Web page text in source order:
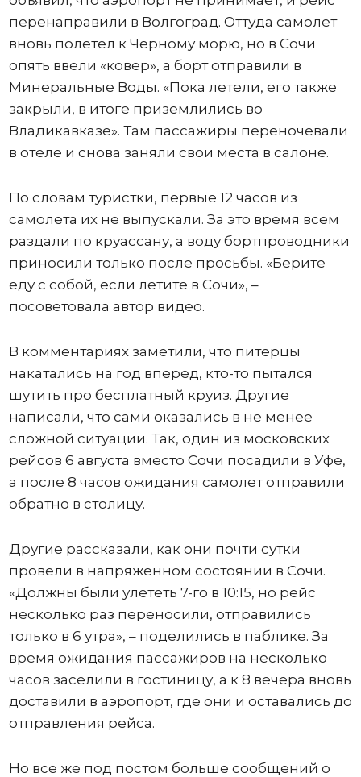
перенаправили в Волгоград. Оттуда самолет
вновь полетел к Черному морю, но в Сочи
опять ввели «ковер», а борт отправили в
Минеральные Воды. «Пока летели, его также
закрыли, в итоге приземлились во
Владикавказе». Там пассажиры переночевали
в отеле и снова заняли свои места в салоне.
По словам туристки, первые 12 часов из
самолета их не выпускали. За это время всем
раздали по круассану, а воду бортпроводники
приносили только после просьбы. «Берите
еду с собой, если летите в Сочи», –
посоветовала автор видео.
В комментариях заметили, что питерцы
накатались на год вперед, кто-то пытался
шутить про бесплатный круиз. Другие
написали, что сами оказались в не менее
сложной ситуации. Так, один из московских
рейсов 6 августа вместо Сочи посадили в Уфе,
а после 8 часов ожидания самолет отправили
обратно в столицу.
Другие рассказали, как они почти сутки
провели в напряженном состоянии в Сочи.
«Должны были улететь 7-го в 10:15, но рейс
несколько раз переносили, отправились
только в 6 утра», – поделились в паблике. За
время ожидания пассажиров на несколько
часов заселили в гостиницу, а к 8 вечера вновь
доставили в аэропорт, где они и оставались до
отправления рейса.
Но все же под постом больше сообщений о